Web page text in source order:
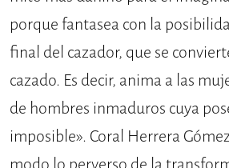
porque fantasea con la
final del cazador, que se
cazado. Es decir, anima a las
de hombres inmaduros cuya
imposible». Coral Herrera